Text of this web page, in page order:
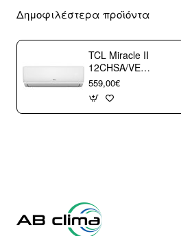
Δημοφιλέστερα προϊόντα
TCL Miracle II
12CHSA/VE
Κλιματιστικό
Τοίχου 12000 btu/h
με WiFi A++/A+++
με 10 χρόνια
559,00€